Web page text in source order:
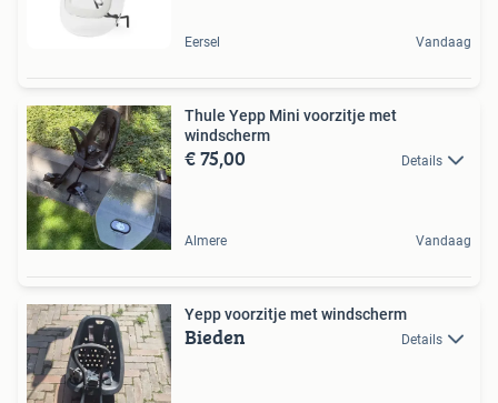
Eersel Vandaag
Thule Yepp Mini voorzitje met
windscherm
€ 75,00 Details
Almere Vandaag
Yepp voorzitje met windscherm
Bieden Details